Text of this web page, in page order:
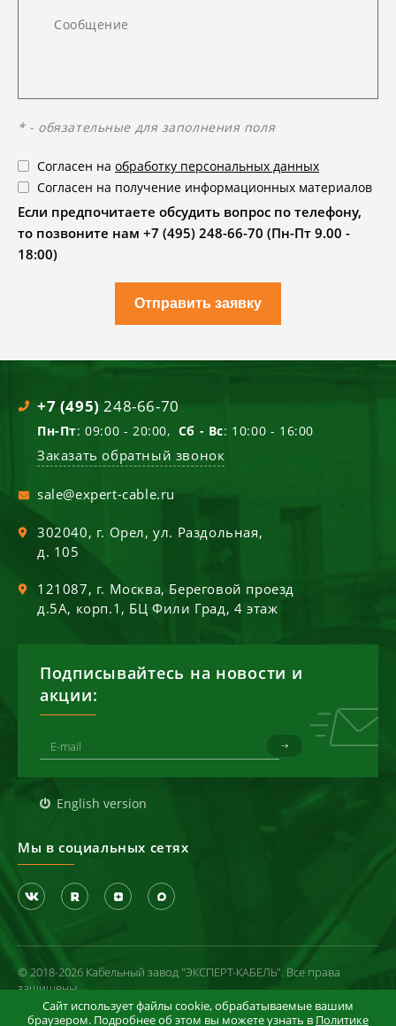
* - обязательные для заполнения поля
Согласен на обработку персональных данных
Согласен на получение информационных материалов
Если предпочитаете обсудить вопрос по телефону,
то позвоните нам +7 (495) 248-66-70 (Пн-Пт 9.00 -
18:00)
Отправить заявку
+7 (495) 248-66-70
Пн-Пт: 09:00 - 20:00, Сб - Вс: 10:00 - 16:00
Заказать обратный звонок
sale@expert-cable.ru
302040, г. Орел,ул. Раздольная,
д. 105
121087, г. Москва, Береговой проезд
д.5А, корп.1, БЦ Фили Град, 4 этаж
Подписывайтесь на новости и
акции:
English version
Мы в социальных сетях
© 2018-2026 Кабельный завод "ЭКСПЕРТ-КАБЕЛЬ". Все права
защищены
Политика конфиденциальности
Сайт использует файлы cookie, обрабатываемые вашим
браузером. Подробнее об этом вы можете узнать в Политике